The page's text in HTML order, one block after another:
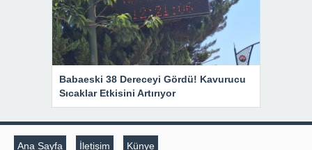
Babaeski 38 Dereceyi Gördü! Kavurucu
Sıcaklar Etkisini Artırıyor
Ana Sayfa İletişim Künye